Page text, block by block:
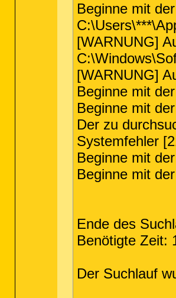
Beginne mit
[WARNUNG]
[WARNUNG]
Beginne mit
Beginne mit
Der zu
Systemfehler
Beginne mit
Beginne mit
Ende des
Benötigte Zeit:
Der Suchlauf